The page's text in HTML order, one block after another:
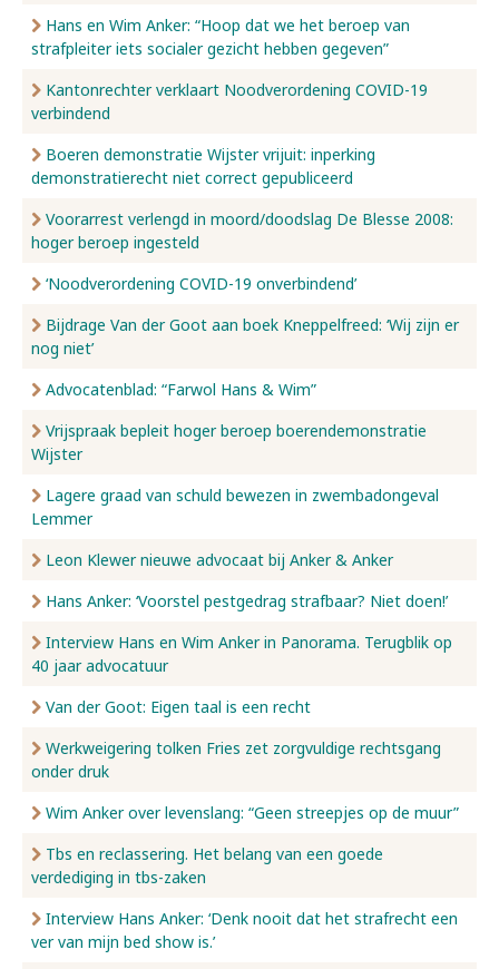
Hans en Wim Anker: “Hoop dat we het beroep van
strafpleiter iets socialer gezicht hebben gegeven”
Kantonrechter verklaart Noodverordening COVID-19
verbindend
Boeren demonstratie Wijster vrijuit: inperking
demonstratierecht niet correct gepubliceerd
Voorarrest verlengd in moord/doodslag De Blesse 2008:
hoger beroep ingesteld
‘Noodverordening COVID-19 onverbindend’
Bijdrage Van der Goot aan boek Kneppelfreed: ‘Wij zijn er
nog niet’
Advocatenblad: “Farwol Hans & Wim”
Vrijspraak bepleit hoger beroep boerendemonstratie
Wijster
Lagere graad van schuld bewezen in zwembadongeval
Lemmer
Leon Klewer nieuwe advocaat bij Anker & Anker
Hans Anker: ‘Voorstel pestgedrag strafbaar? Niet doen!’
Interview Hans en Wim Anker in Panorama. Terugblik op
40 jaar advocatuur
Van der Goot: Eigen taal is een recht
Werkweigering tolken Fries zet zorgvuldige rechtsgang
onder druk
Wim Anker over levenslang: “Geen streepjes op de muur”
Tbs en reclassering. Het belang van een goede
verdediging in tbs-zaken
Interview Hans Anker: ‘Denk nooit dat het strafrecht een
ver van mijn bed show is.’